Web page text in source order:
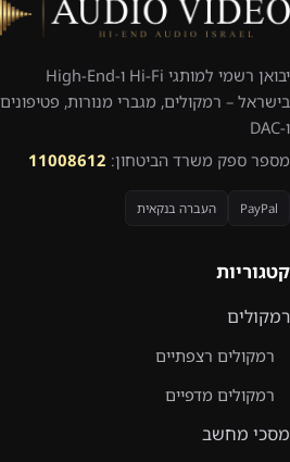
יבואן רשמי למותגי Hi-Fi ו-High-End
בישראל – רמקולים, מגברי מנורות, פטיפונים
ו-DAC
מספר ספק משרד הביטחון: 11008612
PayPal העברה בנקאית
קטגוריות
רמקולים
רמקולים רצפתיים
רמקולים מדפיים
מסכי מחשב